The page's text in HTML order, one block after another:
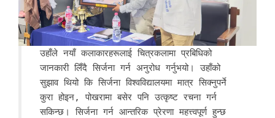
उहाँले नयाँ कलाकारहरूलाई चित्रकलामा प्रबिधिको
जानकारी लिँदै सिर्जना गर्न अनुरोध गर्नुभयो। उहाँको
सुझाव थियो कि सिर्जना विश्वविद्यालयमा मात्र सिक्नुपर्ने
कुरा होइन, पोखरामा बसेर पनि उत्कृष्ट रचना गर्न
सकिन्छ। सिर्जना गर्न आन्तरिक प्रेरणा महत्त्वपूर्ण हुन्छ